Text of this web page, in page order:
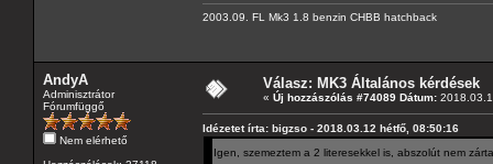
2003.09. FL Mk3 1.8 benzin CHBB hatchback
AndyA
Adminisztrátor
Fórumfüggő
Nem elérhető
Válasz: MK3 Általános kérdések
« Új hozzászólás #74089 Dátum:
Idézetet írta: bigzso - 2018.03.12 hétfő, 08:50:16
Igen, szemeztem a 2 literesekkel is, abszolút nem